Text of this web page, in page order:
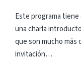
en
Este programa
una charla
que son mucho
invitación…